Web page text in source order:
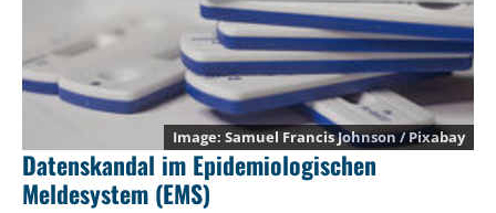
Samuel Francis Johnson / Pixabay
Datenskandal im Epidemiologischen
Meldesystem (EMS)